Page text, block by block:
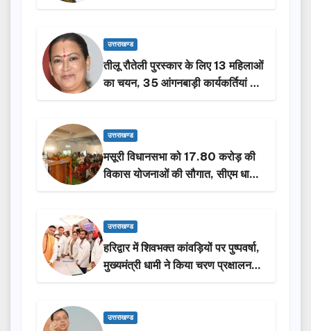
से न छूटे…
उत्तराखण्ड
तीलू रौतेली पुरस्कार के लिए 13 महिलाओं
का चयन, 35 आंगनबाड़ी कार्यकर्तियां भी
होंगी सम्मानित…
उत्तराखण्ड
मसूरी विधानसभा को 17.80 करोड़ की
विकास योजनाओं की सौगात, सीएम धामी
ने किया लोकार्पण-शिलान्यास.
उत्तराखण्ड
हरिद्वार में शिवभक्त कांवड़ियों पर पुष्पवर्षा,
मुख्यमंत्री धामी ने किया चरण प्रक्षालन…
उत्तराखण्ड